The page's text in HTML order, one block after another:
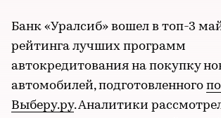
Банк «Уралсиб» вошел в топ-3
рейтинга лучших программ
автокредитования на покупку
автомобилей, подготовленного
Выберу.ру. Аналитики